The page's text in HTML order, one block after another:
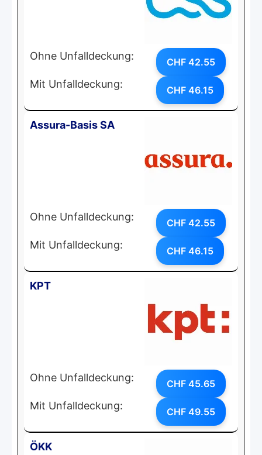
Ohne Unfalldeckung: CHF 42.55
Mit Unfalldeckung: CHF 46.15
Assura-Basis SA
Ohne Unfalldeckung: CHF 42.55
Mit Unfalldeckung: CHF 46.15
KPT
Ohne Unfalldeckung: CHF 45.65
Mit Unfalldeckung: CHF 49.55
ÖKK